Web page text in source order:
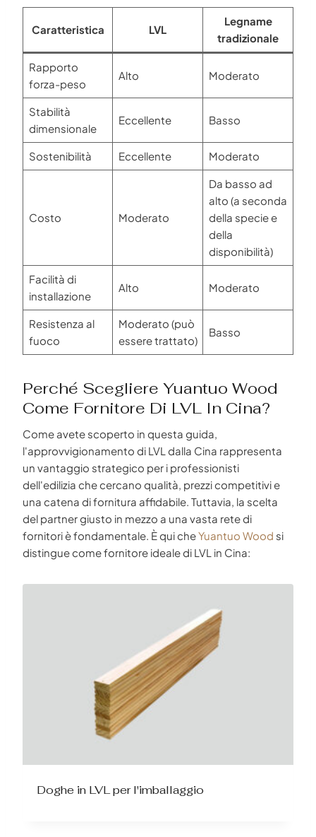
Caratteristica LVL
Legname
tradizionale
Rapporto
forza-peso
Alto Moderato
Stabilità
dimensionale
Eccellente Basso
Sostenibilità Eccellente Moderato
Costo Moderato
Da basso ad
alto (a seconda
della specie e
della
disponibilità)
Facilità di
installazione
Alto Moderato
Resistenza al
fuoco
Moderato (può
essere trattato)
Basso
Perché Scegliere Yuantuo Wood
Come Fornitore Di LVL In Cina?
Come avete scoperto in questa guida,
l'approvvigionamento di LVL dalla Cina rappresenta
un vantaggio strategico per i professionisti
dell'edilizia che cercano qualità, prezzi competitivi e
una catena di fornitura affidabile. Tuttavia, la scelta
del partner giusto in mezzo a una vasta rete di
fornitori è fondamentale. È qui cheYuantuo Wood si
distingue come fornitore ideale di LVL in Cina:
Doghe in LVL per l'imballaggio